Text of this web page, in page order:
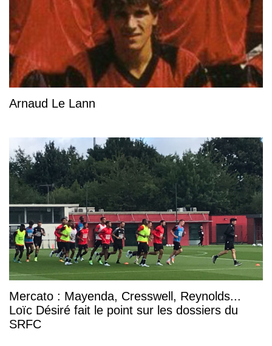
Arnaud Le Lann
Mercato : Mayenda, Cresswell, Reynolds...
Loïc Désiré fait le point sur les dossiers du
SRFC